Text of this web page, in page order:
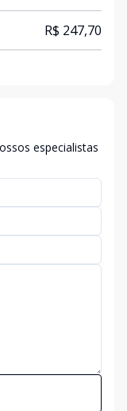
R$ 247,70
especialistas